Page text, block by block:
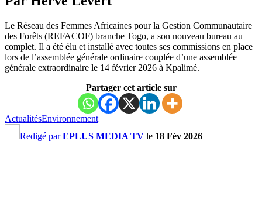
Le Réseau des Femmes Africaines pour la Gestion Communautaire
des Forêts (REFACOF) branche Togo, a son nouveau bureau au
complet. Il a été élu et installé avec toutes ses commissions en place
lors de l’assemblée générale ordinaire couplée d’une assemblée
générale extraordinaire le 14 février 2026 à Kpalimé.
Partager cet article sur
ActualitésEnvironnement
Redigé parEPLUS MEDIA TV le 18 Fév 2026